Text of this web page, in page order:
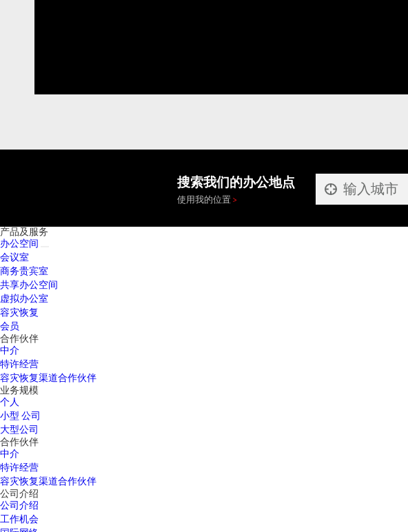
搜索我们的办公地点
使用我的位置
产品及服务
办公空间
会议室
商务贵宾室
共享办公空间
虚拟办公室
容灾恢复
会员
合作伙伴
中介
特许经营
容灾恢复渠道合作伙伴
业务规模
个人
小型 公司
大型公司
合作伙伴
中介
特许经营
容灾恢复渠道合作伙伴
公司介绍
公司介绍
工作机会